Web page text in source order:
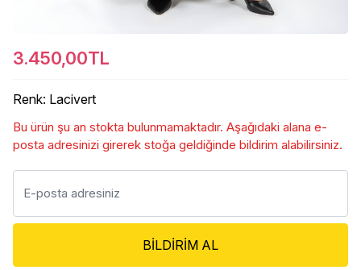
3.450,00TL
Renk: Lacivert
Bu ürün şu an stokta bulunmamaktadır. Aşağıdaki alana e-
posta adresinizi girerek stoğa geldiğinde bildirim alabilirsiniz.
BILDIRIM AL